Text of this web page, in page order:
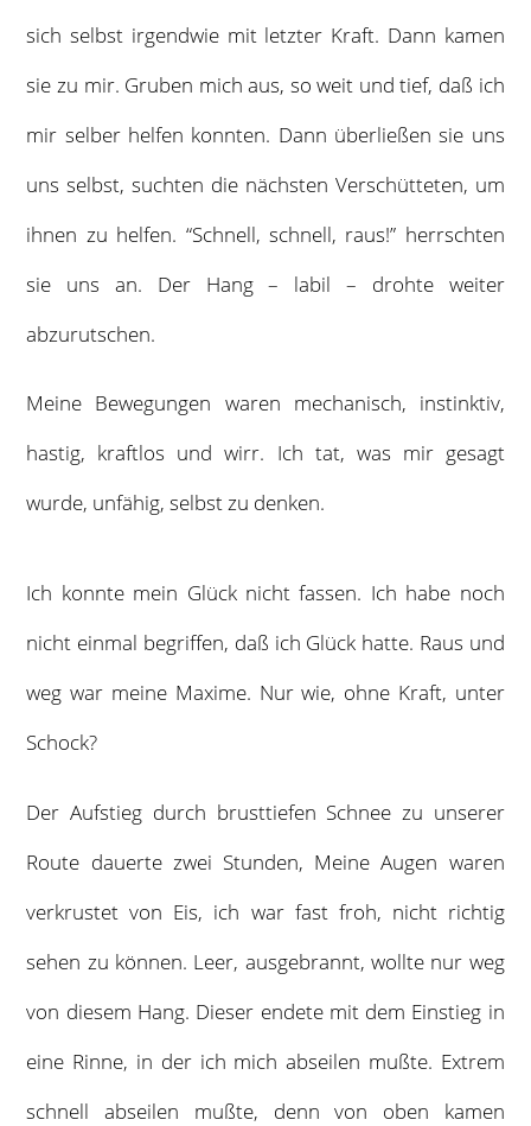
sich selbst irgendwie mit letzter Kraft. Dann kamen
sie zu mir. Gruben mich aus, so weit und tief, daß ich
mir selber helfen konnten. Dann überließen sie uns
uns selbst, suchten die nächsten Verschütteten, um
ihnen zu helfen. “Schnell, schnell, raus!” herrschten
sie uns an. Der Hang – labil – drohte weiter
abzurutschen.
Meine Bewegungen waren mechanisch, instinktiv,
hastig, kraftlos und wirr. Ich tat, was mir gesagt
wurde, unfähig, selbst zu denken.
Ich konnte mein Glück nicht fassen. Ich habe noch
nicht einmal begriffen, daß ich Glück hatte. Raus und
weg war meine Maxime. Nur wie, ohne Kraft, unter
Schock?
Der Aufstieg durch brusttiefen Schnee zu unserer
Route dauerte zwei Stunden, Meine Augen waren
verkrustet von Eis, ich war fast froh, nicht richtig
sehen zu können. Leer, ausgebrannt, wollte nur weg
von diesem Hang. Dieser endete mit dem Einstieg in
eine Rinne, in der ich mich abseilen mußte. Extrem
schnell abseilen mußte, denn von oben kamen